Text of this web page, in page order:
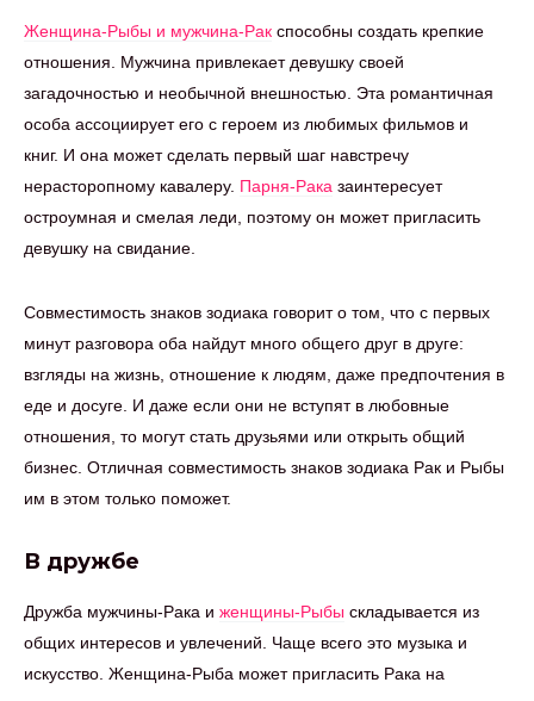
Женщина-Рыбы и мужчина-Рак способны создать крепкие
отношения. Мужчина привлекает девушку своей
загадочностью и необычной внешностью. Эта романтичная
особа ассоциирует его с героем из любимых фильмов и
книг. И она может сделать первый шаг навстречу
нерасторопному кавалеру. Парня-Рака заинтересует
остроумная и смелая леди, поэтому он может пригласить
девушку на свидание.
Совместимость знаков зодиака говорит о том, что с первых
минут разговора оба найдут много общего друг в друге:
взгляды на жизнь, отношение к людям, даже предпочтения в
еде и досуге. И даже если они не вступят в любовные
отношения, то могут стать друзьями или открыть общий
бизнес. Отличная совместимость знаков зодиака Рак и Рыбы
им в этом только поможет.
В дружбе
Дружба мужчины-Рака и женщины-Рыбы складывается из
общих интересов и увлечений. Чаще всего это музыка и
искусство. Женщина-Рыба может пригласить Рака на